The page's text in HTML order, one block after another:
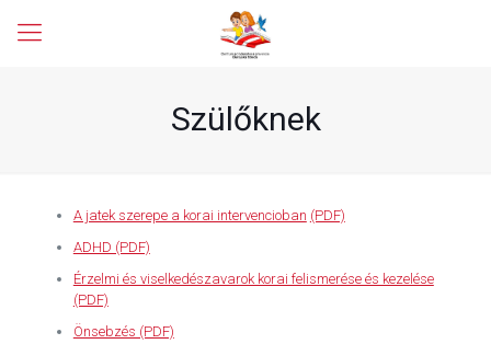
Szülőknek
A jatek szerepe a korai intervencioban (PDF)
ADHD (PDF)
Érzelmi és viselkedészavarok korai felismerése és kezelése
(PDF)
Önsebzés (PDF)